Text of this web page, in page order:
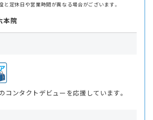
と定休日や営業時間が異なる場合がございます。
本院
コンタクトデビューを応援しています。